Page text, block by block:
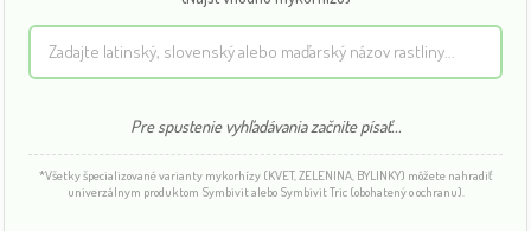
Pre spustenie vyhľadávania začnite písať...
*Všetky špecializované varianty mykorhízy (KVET, ZELENINA, BYLINKY) môžete nahradiť
univerzálnym produktom Symbivit alebo Symbivit Tric (obohatený o ochranu).